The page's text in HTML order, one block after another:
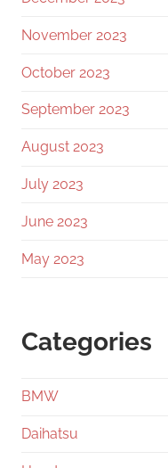
November 2023
October 2023
September 2023
August 2023
July 2023
June 2023
May 2023
Categories
BMW
Daihatsu